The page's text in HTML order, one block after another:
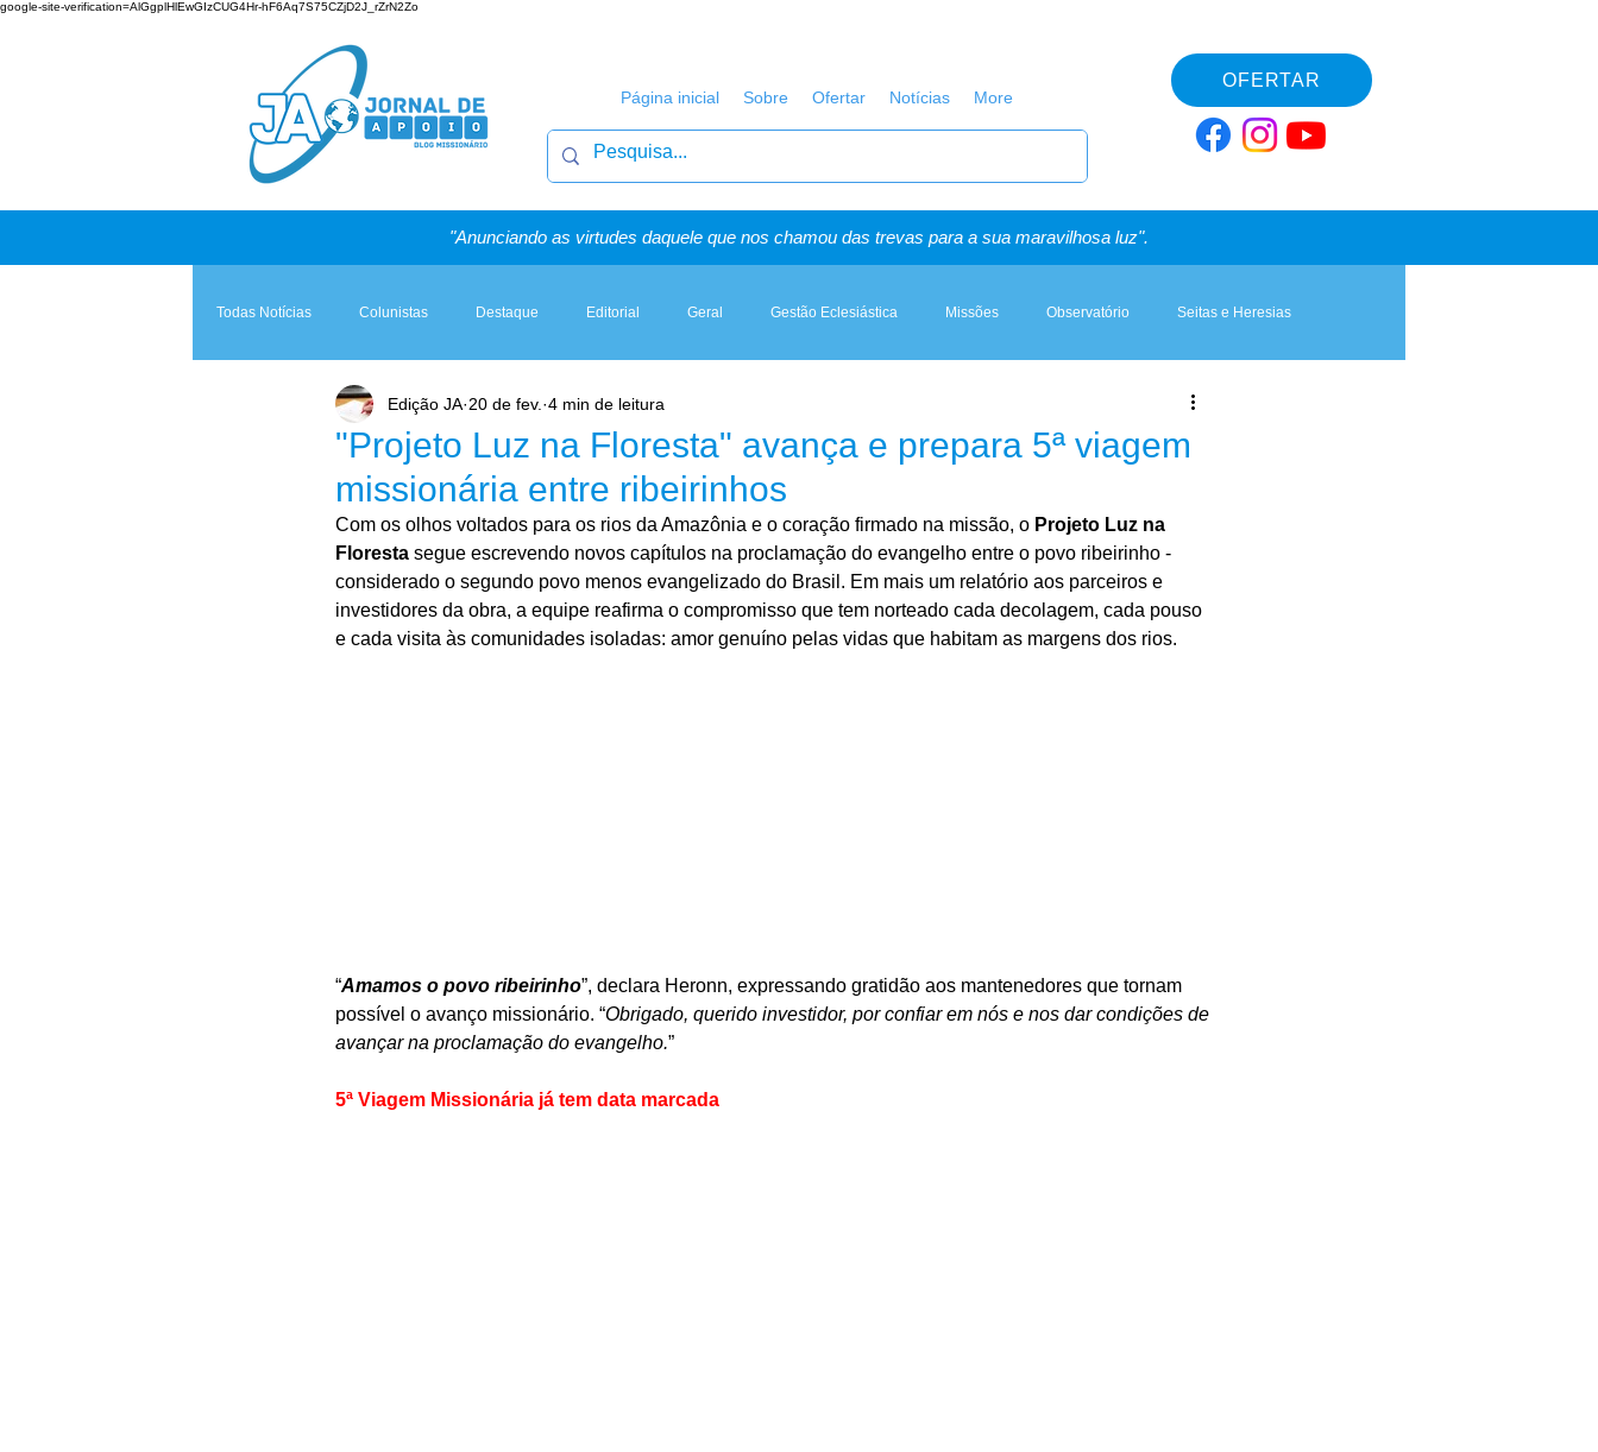
google-site-verification=AlGgplHlEwGIzCUG4Hr-hF6Aq7S75CZjD2J_rZrN2Zo
Página inicial Sobre Ofertar Notícias More
OFERTAR
"Anunciando as virtudes daquele que nos chamou das trevas para a sua maravilhosa luz".
Todas Notícias Colunistas Destaque Editorial Geral Gestão Eclesiástica Missões Observatório Seitas e Heresias
Teologia & Prática A Igreja e a Lei Artigos, Sermões & Esboços
"Projeto Luz na Floresta" avança e prepara 5ª viagem
missionária entre ribeirinhos
Edição JA 20 de fev. 4 min de leitura
Com os olhos voltados para os rios da Amazônia e o coração firmado na missão, o Projeto Luz na
Floresta segue escrevendo novos capítulos na proclamação do evangelho entre o povo ribeirinho -
considerado o segundo povo menos evangelizado do Brasil. Em mais um relatório aos parceiros e
investidores da obra, a equipe reafirma o compromisso que tem norteado cada decolagem, cada pouso
e cada visita às comunidades isoladas: amor genuíno pelas vidas que habitam as margens dos rios.
“Amamos o povo ribeirinho”, declara Heronn, expressando gratidão aos mantenedores que tornam
possível o avanço missionário. “Obrigado, querido investidor, por confiar em nós e nos dar condições de
avançar na proclamação do evangelho.”
5ª Viagem Missionária já tem data marcada